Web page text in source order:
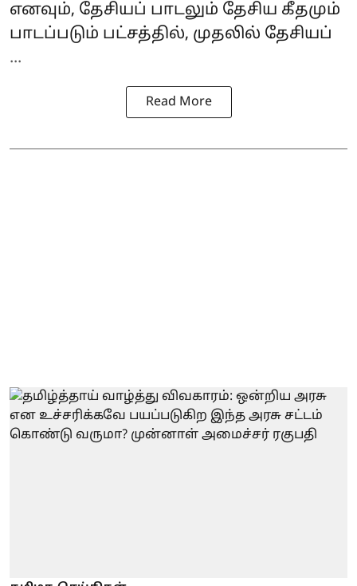
எனவும், தேசியப் பாடலும் தேசிய கீதமும்
பாடப்படும் பட்சத்தில், முதலில் தேசியப்
...
Read More